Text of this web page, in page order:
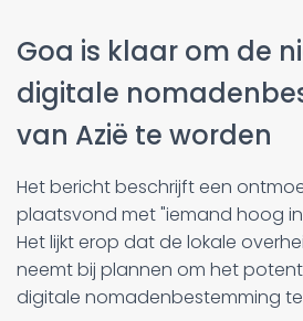
Goa is klaar om de
digitale
van Azië te worden
Het bericht beschrijft een
plaatsvond met "iemand hoog
Het lijkt erop dat de lokale
neemt bij plannen om het
digitale nomadenbestemming te